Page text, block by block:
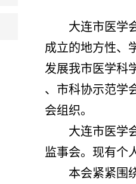
大连市医学
成立的地方性、
发展我市医学科
、市科协示范学
会组织。
大连市医学
监事会。现有个
本会紧紧围